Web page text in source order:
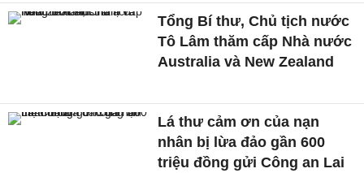
Tổng Bí thư, Chủ tịch nước
Tô Lâm thăm cấp Nhà nước
Australia và New Zealand
Lá thư cảm ơn của nạn
nhân bị lừa đảo gần 600
triệu đồng gửi Công an Lai